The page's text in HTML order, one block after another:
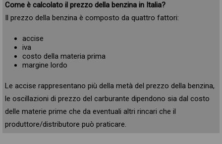
Come è calcolato il prezzo della benzina in Italia?
Il prezzo della benzina è composto da quattro fattori:
accise
iva
costo della materia prima
margine lordo
Le accise rappresentano più della metà del prezzo della benzina,
le oscillazioni di prezzo del carburante dipendono sia dal costo
delle materie prime che da eventuali altri rincari che il
produttore/distributore può praticare.